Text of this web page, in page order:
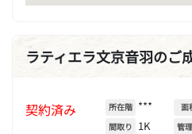
ラティエラ文京音羽のご
契約済み 所在階 ***
間取り 1K
面
管